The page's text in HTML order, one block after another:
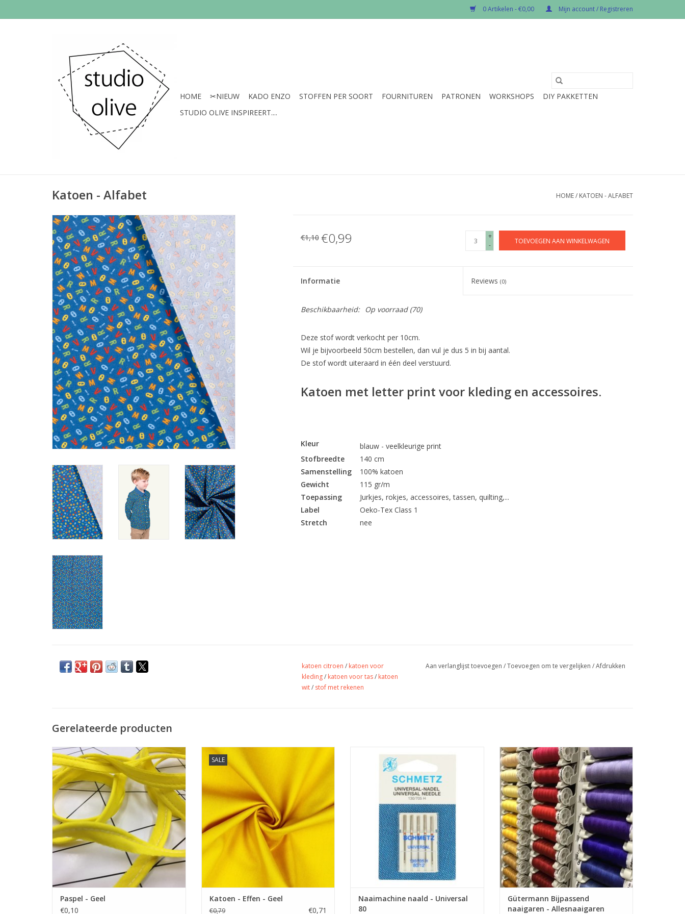
0 Artikelen - €0,00 Mijn account / Registreren
HOME ✂︎NIEUW KADO ENZO STOFFEN PER SOORT FOURNITUREN PATRONEN WORKSHOPS
DIY PAKKETTEN
STUDIO OLIVE INSPIREERT....
Katoen - Alfabet HOME/ KATOEN - ALFABET
€1,10 €0,99
+
-
TOEVOEGEN AAN WINKELWAGEN
Informatie Reviews(0)
Beschikbaarheid: Op voorraad(70)
Deze stof wordt verkocht per 10cm.
Wil je bijvoorbeeld 50cm bestellen, dan vul je dus 5 in bij aantal.
De stof wordt uiteraard in één deel verstuurd.
Katoen met letter print voor kleding en accessoires.
Kleur
blauw - veelkleurige print
Stofbreedte
140 cm
Samenstelling
100% katoen
Gewicht
115 gr/m
Toepassing
Jurkjes, rokjes, accessoires, tassen, quilting,...
Label
Oeko-Tex Class 1
Stretch
nee
katoen citroen / katoen voor
kleding/ katoen voor tas/ katoen
wit/ stof met rekenen
Aan verlanglijst toevoegen /Toevoegen om te vergelijken /Afdrukken
Gerelateerde producten
Prijs per 10 cm.
€0,10 Incl. btw
Paspellint voor accenten in naden en
randen van tassen en kleding.
TOEVOEGEN AAN WINKELWAGEN
Paspel - Geel
€0,10
SALE
Mooie kwaliteit effen katoen of popeline
voor kleding en accessoires.
TOEVOEGEN AAN WINKELWAGEN
Katoen - Effen - Geel
€0,79 €0,71
Universele machinenaald van Schmetz met
dikte 80 is geschikt voor de meeste
stoffen.
TOEVOEGEN AAN WINKELWAGEN
Naaimachine naald - Universal
80
Prijs per stuk.
De allerbeste kwaliteit naaigaren voor uw
naaimachine. Dit garen kan je gebruiken
voor allerlei stoffen.
TOEVOEGEN AAN WINKELWAGEN
Gütermann Bijpassend
naaigaren - Allesnaaigaren